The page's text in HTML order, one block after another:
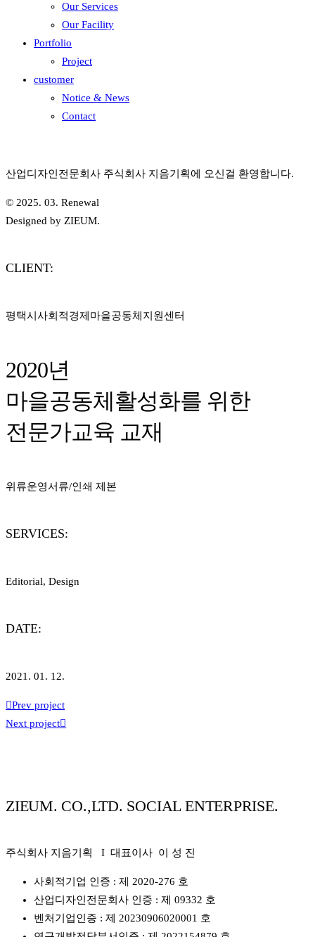
Our Services
Our Facility
Portfolio
Project
customer
Notice & News
Contact
산업디자인전문회사 주식회사 지음기획에 오신걸 환영합니다.
© 2025. 03. Renewal
Designed by ZIEUM.
CLIENT:
평택시사회적경제마을공동체지원센터
2020년
마을공동체활성화를 위한
전문가교육 교재
위류운영서류/인쇄 제본
SERVICES:
Editorial, Design
DATE:
2021. 01. 12.
Prev project
Next project
ZIEUM. CO.,LTD. SOCIAL ENTERPRISE.
주식회사 지음기획 I 대표이사 이 성 진
사회적기업 인증 : 제 2020-276 호
산업디자인전문회사 인증 : 제 09332 호
벤처기업인증 : 제 20230906020001 호